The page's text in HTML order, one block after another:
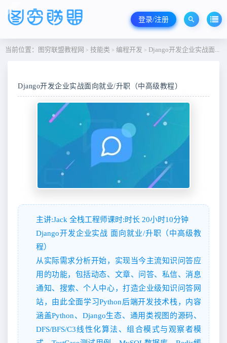
登录/注册
当前位置： 图穷联盟教程网 > 技能类 > 编程开发 > Django开发企业实战面向就业/升职（中高级教程）
Django开发企业实战面向就业/升职（中高级教程）
主讲:Jack 全栈工程师课时:时长 20小时10分钟
Django开发企业实战 面向就业/升职（中高级教
程）
从实际需求分析开始，实现当今主流知识问答应
用的功能，包括动态、文章、问答、私信、消息
通知、搜索、个人中心，打造企业级知识问答网
站，由此全面学习Python后端开发技术栈，内容
涵盖Python、Django生态、通用类视图的源码、
DFS/BFS/C3线性化算法、组合模式与观察者模